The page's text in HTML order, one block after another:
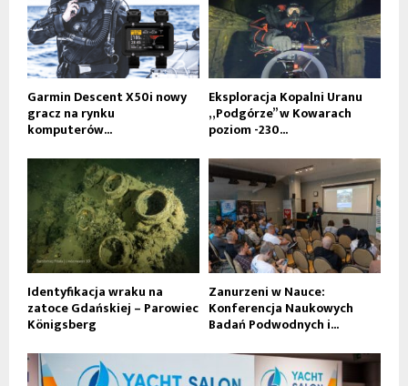
Garmin Descent X50i nowy
gracz na rynku
komputerów...
Eksploracja Kopalni Uranu
„Podgórze” w Kowarach
poziom -230...
Identyfikacja wraku na
zatoce Gdańskiej – Parowiec
Königsberg
Zanurzeni w Nauce:
Konferencja Naukowych
Badań Podwodnych i...